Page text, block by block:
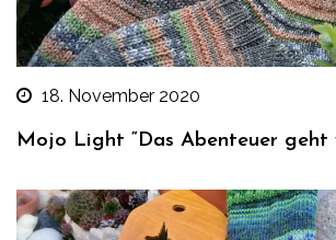
18. November 2020
Mojo Light “Das Abenteuer geht